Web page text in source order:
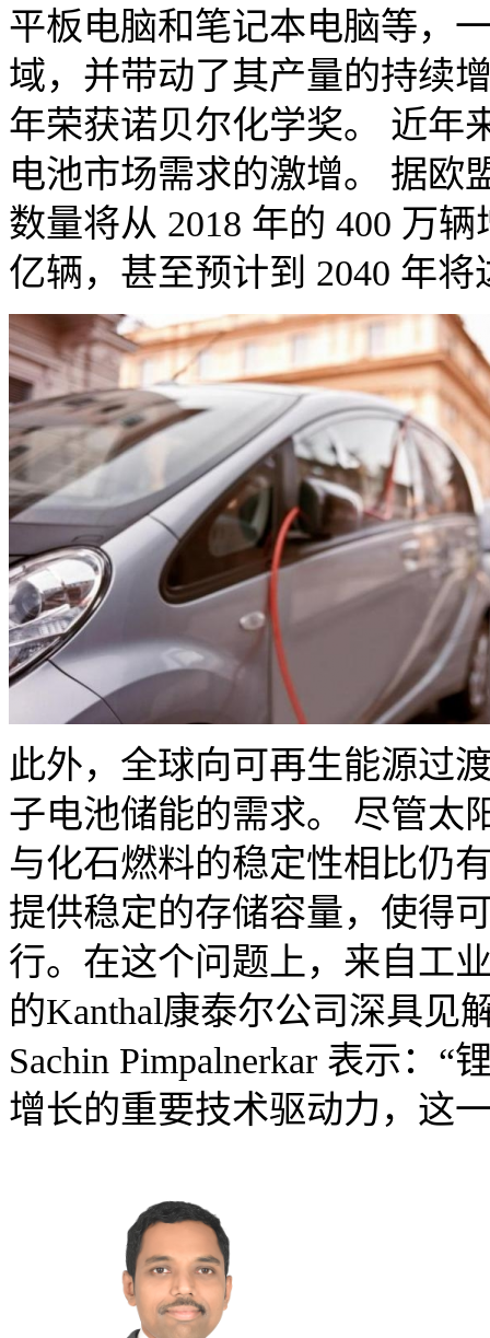
平板电脑和笔记本电脑等，
域，并带动了其产量的持续
年荣获诺贝尔化学奖。 近年
电池市场需求的激增。 据欧
数量将从 2018 年的 400 万
亿辆，甚至预计到 2040 年将
此外，全球向可再生能源过
子电池储能的需求。 尽管太
与化石燃料的稳定性相比仍
提供稳定的存储容量，使得
行。在这个问题上，来自工
的Kanthal康泰尔公司深具见
Sachin Pimpalnerkar 表示：
增长的重要技术驱动力，这